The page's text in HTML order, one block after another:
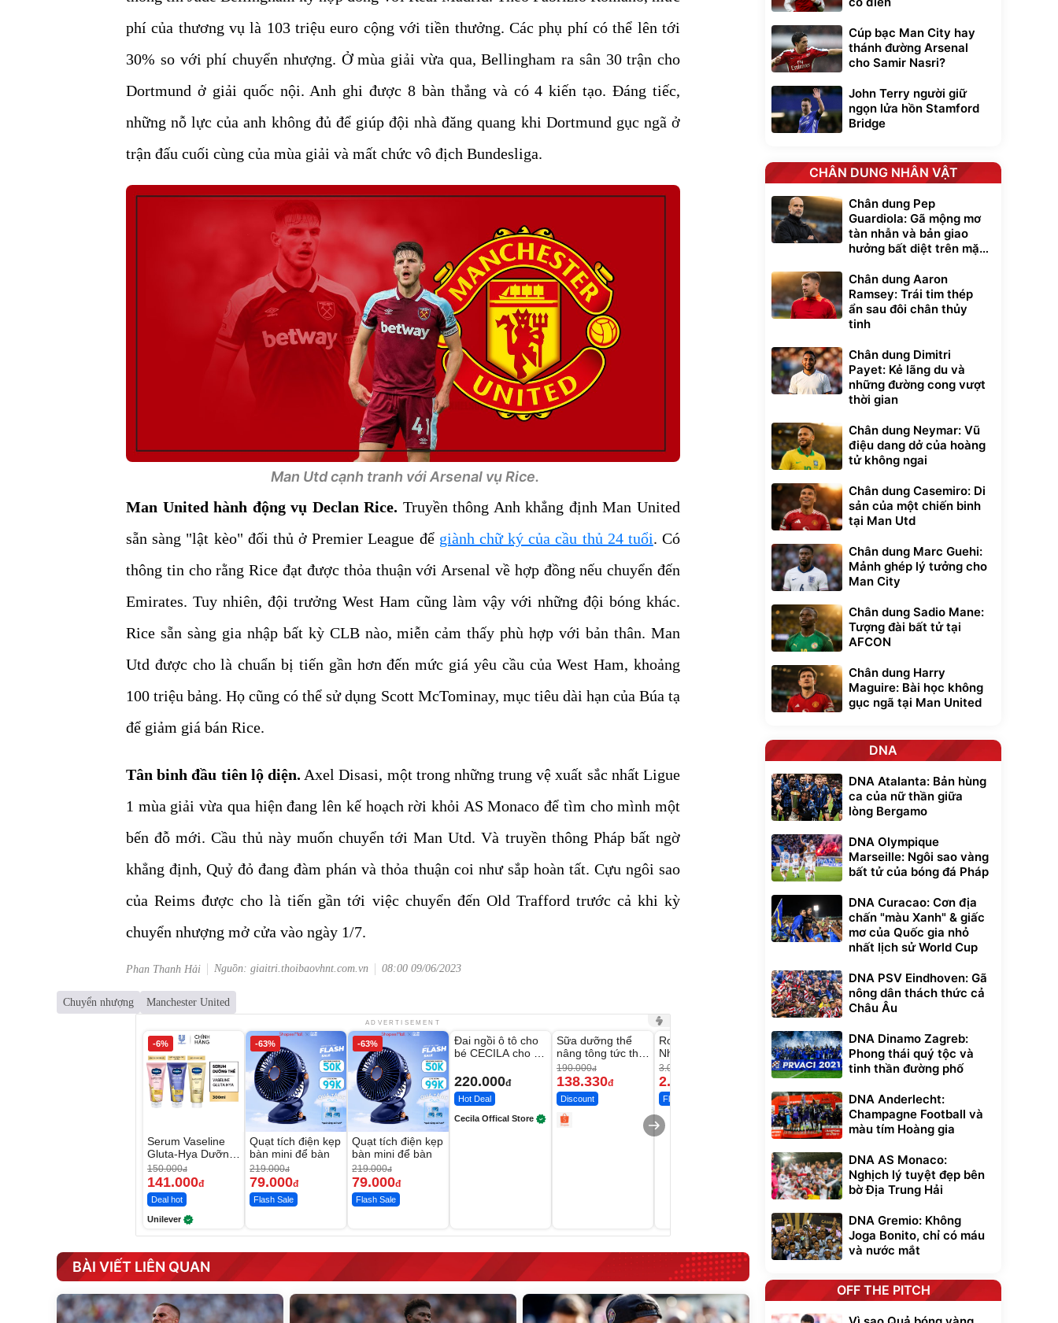
phí của thương vụ là 103 triệu euro cộng với tiền thưởng. Các phụ phí có thể lên tới
30% so với phí chuyển nhượng. Ở mùa giải vừa qua, Bellingham ra sân 30 trận cho
Dortmund ở giải quốc nội. Anh ghi được 8 bàn thắng và có 4 kiến tạo. Đáng tiếc,
những nỗ lực của anh không đủ để giúp đội nhà đăng quang khi Dortmund gục ngã ở
trận đấu cuối cùng của mùa giải và mất chức vô địch Bundesliga.
Man Utd cạnh tranh với Arsenal vụ Rice.
Man United hành động vụ Declan Rice. Truyền thông Anh khẳng định Man United
sẵn sàng "lật kèo" đối thủ ở Premier League để giành chữ ký của cầu thủ 24 tuổi. Có
thông tin cho rằng Rice đạt được thỏa thuận với Arsenal về hợp đồng nếu chuyển đến
Emirates. Tuy nhiên, đội trưởng West Ham cũng làm vậy với những đội bóng khác.
Rice sẵn sàng gia nhập bất kỳ CLB nào, miễn cảm thấy phù hợp với bản thân. Man
Utd được cho là chuẩn bị tiến gần hơn đến mức giá yêu cầu của West Ham, khoảng
100 triệu bảng. Họ cũng có thể sử dụng Scott McTominay, mục tiêu dài hạn của Búa tạ
để giảm giá bán Rice.
Tân binh đầu tiên lộ diện. Axel Disasi, một trong những trung vệ xuất sắc nhất Ligue
1 mùa giải vừa qua hiện đang lên kế hoạch rời khỏi AS Monaco để tìm cho mình một
bến đỗ mới. Cầu thủ này muốn chuyển tới Man Utd. Và truyền thông Pháp bất ngờ
khẳng định, Quỷ đỏ đang đàm phán và thỏa thuận coi như sắp hoàn tất. Cựu ngôi sao
của Reims được cho là tiến gần tới việc chuyển đến Old Trafford trước cả khi kỳ
chuyển nhượng mở cửa vào ngày 1/7.
Phan Thanh Hải Nguồn: giaitri.thoibaovhnt.com.vn 08:00 09/06/2023
Chuyển nhượng Manchester United
ADVERTISEMENT
-6%
Serum Vaseline
Gluta-Hya Dưỡng
Da Sáng Mịn Sau
7 Ngày
150.000đ
141.000đ
Deal hot
Unilever
-63%
Quạt tích điện kẹp
bàn mini để bàn
219.000đ
79.000đ
Flash Sale
-63%
Quạt tích điện kẹp
bàn mini để bàn
219.000đ
79.000đ
Flash Sale
Đai ngồi ô tô cho
bé CECILA cho bé
220.000đ
Hot Deal
Cecila Offical Store
-27%
Sữa dưỡng thể
nâng tông tức thì
Vaseline Body
190.000đ
138.330đ
Discount
Robot Hút Bụi Lau
Nhà - D2-001 -
Thông Minh
3.000.000
2.200.000
Flash Sale
Vali Bamozo
Khung Nhôm
9066 Size
20/24/28 Cao Cấp
1.000.000đ
825.000
Flash Sale
lưng chống nóng
giúp thoải mái
trong di chuyển
295.000 đ
Đã bán nhiều
BÀI VIẾT LIÊN QUAN
Cúp bạc Man City hay
thánh đường Arsenal
cho Samir Nasri?
John Terry người giữ
ngọn lửa hồn Stamford
Bridge
CHÂN DUNG NHÂN VẬT
Chân dung Pep
Guardiola: Gã mộng mơ
tàn nhẫn và bản giao
hưởng bất diệt trên mặt
Chân dung Aaron
Ramsey: Trái tim thép
ẩn sau đôi chân thủy
tinh
Chân dung Dimitri
Payet: Kẻ lãng du và
những đường cong vượt
thời gian
Chân dung Neymar: Vũ
điệu dang dở của hoàng
tử không ngai
Chân dung Casemiro: Di
sản của một chiến binh
tại Man Utd
Chân dung Marc Guehi:
Mảnh ghép lý tưởng cho
Man City
Chân dung Sadio Mane:
Tượng đài bất tử tại
AFCON
Chân dung Harry
Maguire: Bài học không
gục ngã tại Man United
DNA
DNA Atalanta: Bản hùng
ca của nữ thần giữa
lòng Bergamo
DNA Olympique
Marseille: Ngôi sao vàng
bất tử của bóng đá Pháp
DNA Curacao: Cơn địa
chấn "màu Xanh" & giấc
mơ của Quốc gia nhỏ
nhất lịch sử World Cup
DNA PSV Eindhoven: Gã
nông dân thách thức cả
Châu Âu
DNA Dinamo Zagreb:
Phong thái quý tộc và
tinh thần đường phố
DNA Anderlecht:
Champagne Football và
màu tím Hoàng gia
DNA AS Monaco:
Nghịch lý tuyệt đẹp bên
bờ Địa Trung Hải
DNA Gremio: Không
Joga Bonito, chỉ có máu
và nước mắt
OFF THE PITCH